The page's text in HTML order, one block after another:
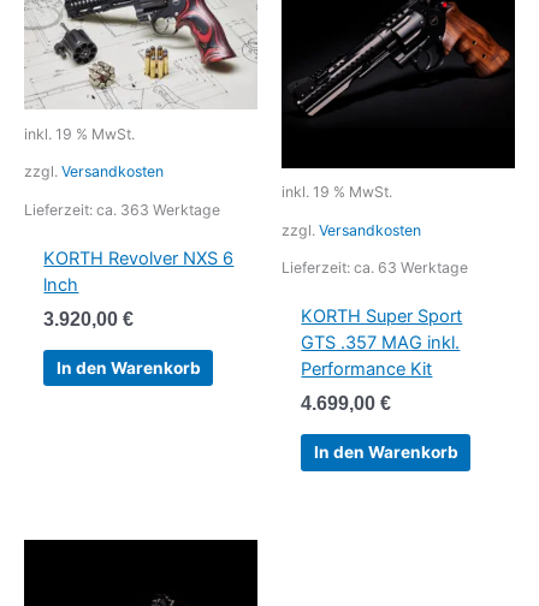
inkl. 19 % MwSt.
zzgl. Versandkosten
Lieferzeit: ca. 363 Werktage
KORTH Revolver NXS 6
lnch
3.920,00€
In den Warenkorb
inkl. 19 % MwSt.
zzgl. Versandkosten
Lieferzeit: ca. 63 Werktage
KORTH Super Sport
GTS .357 MAG inkl.
Performance Kit
4.699,00€
In den Warenkorb